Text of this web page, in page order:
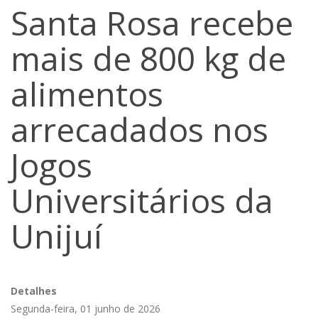
Santa Rosa recebe
mais de 800 kg de
alimentos
arrecadados nos
Jogos
Universitários da
Unijuí
Detalhes
Segunda-feira, 01 junho de 2026